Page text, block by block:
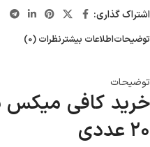
اشتراک گذاری:
توضیحاتاطلاعات بیشترنظرات (0)
توضیحات
خرید کافی میکس
۲۰ عددی